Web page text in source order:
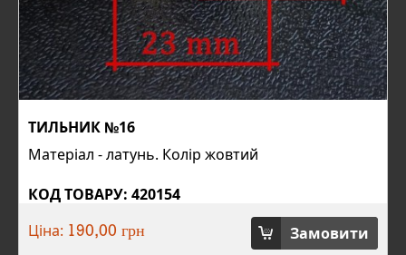
ТИЛЬНИК №16
Матеріал - латунь. Колір жовтий
КОД ТОВАРУ: 420154
Ціна: 190,00 грн Замовити